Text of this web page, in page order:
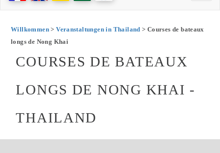
Willkommen>Veranstaltungen in Thailand > Courses de bateaux
longs de Nong Khai
COURSES DE BATEAUX
LONGS DE NONG KHAI -
THAILAND